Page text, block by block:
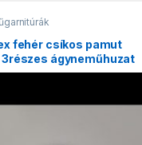
fehér csíkos pamut
ágyneműhuzat